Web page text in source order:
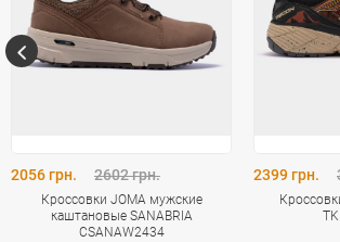
2056 грн. 2602 грн.
Кроссовки JOMA мужские
каштановые SANABRIA
CSANAW2434
2399 грн.